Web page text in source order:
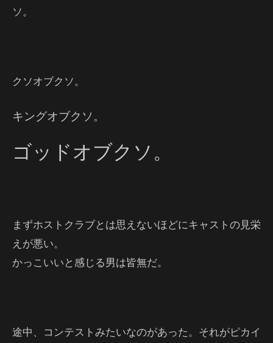
ソ。
クソオブクソ。
キングオブクソ。
ゴッドオブクソ。
まずホストクラブとは思えないほどにキャストの見栄
えが悪い。
かっこいいと感じる男は皆無だ。
途中、コンテストみたいなのがあった。それがピカイ